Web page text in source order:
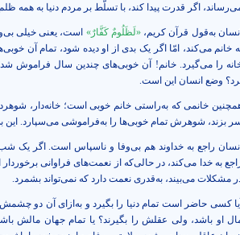
اگر قدرت پیدا کند، با تسلّط بر مردم دنیا به
انسان به‌قول قرآن کریم،«لَظَلُومٌ كَفَّارٌ» است، یعنی خیلی
خانم می‌کند، امّا اگر یک بدی از او دیده شود، تمام آن
را می‌گیرد. خانم! آن خوبی‌های چندین سال فراموش
وضع انسان این است.
خانمی که به‌راستی خانم خوبی است؛ خانه‌دار،
بزند، شوهرش تمام خوبی‌ها را به‌فراموشی می‌سپارد. این
انسان راجع به خداوند هم بی‌وفا و ناسپاس است. اگر یک
به خدا می‌کند، در حالی‌که از نعمت‌های فراوانی
مشکلات می‌بیند، به‌قدری نعمت دارد که نمی‌تواند بشمرد.
آیا کسی حاضر است تمام دنیا را بگیرد و به‌ازای آن دو
او باشد، ولی عقلش را بگیرند؟ یا تمام جهان مالش